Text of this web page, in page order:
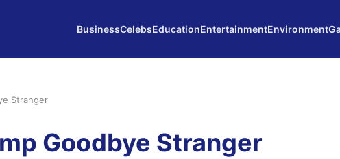
BusinessCelebsEducationEntertainmentEnvironment
Stranger
Goodbye Stranger